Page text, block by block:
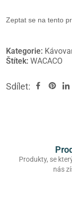
Zeptat se na tento
Kategorie:
Štítek: WACACO
Sdílet:
Produkty, se
nás